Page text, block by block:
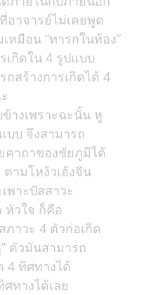
อาจารย์ไม่เคยพูด
หมือน “ทารกในท้อง”
เกิดใน 4 รูปแบบ
สร้างการเกิดได้ 4
างเพราะฉะนั้น หู
บบ จึงสามารถ
คาถาของชัยภูมิได้
ามโหง้วเฮ้งจีน
พาะปัสสาวะ
หัวใจ ก็คือ
าวะ 4 ตัวก่อเกิด
ตัวมันสามารถ
4 ทิศทางได้
ทางได้เลย